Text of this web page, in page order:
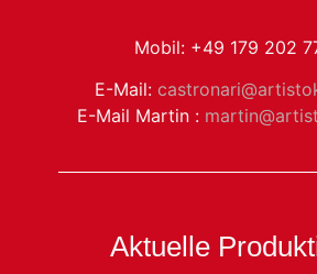
Mobil: +49 179 202
E-Mail:
E-Mail Martin :
Aktuelle